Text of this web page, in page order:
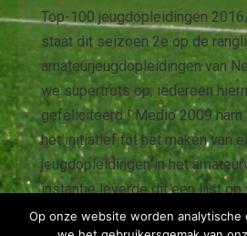
Top-100 jeugdopleidingen
staat dit seizoen 2e op de
amateurjeugdopleidingen van
we supertrots op, iedereen
gefeliciteerd ! Medio 2009 nam
het initiatief tot het maken van
jeugdopleidingen in het
instantie leverde dit een lijst op
Op onze website worden analytische